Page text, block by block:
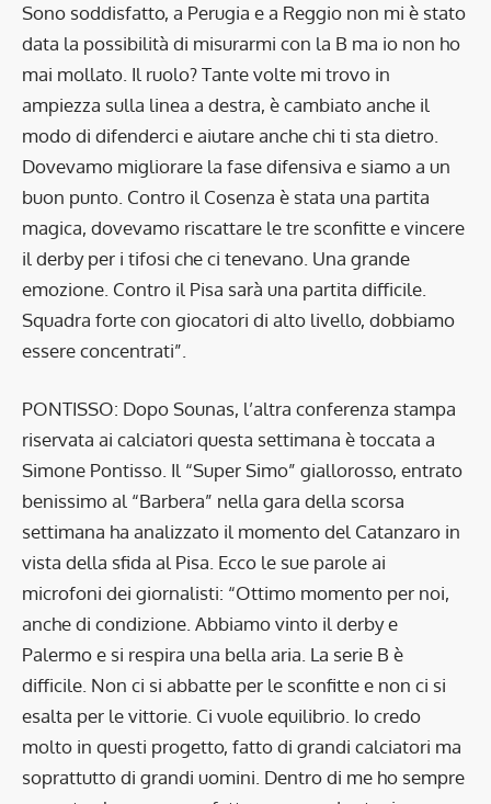
Sono soddisfatto, a Perugia e a Reggio non mi è stato
data la possibilità di misurarmi con la B ma io non ho
mai mollato. Il ruolo? Tante volte mi trovo in
ampiezza sulla linea a destra, è cambiato anche il
modo di difenderci e aiutare anche chi ti sta dietro.
Dovevamo migliorare la fase difensiva e siamo a un
buon punto. Contro il Cosenza è stata una partita
magica, dovevamo riscattare le tre sconfitte e vincere
il derby per i tifosi che ci tenevano. Una grande
emozione. Contro il Pisa sarà una partita difficile.
Squadra forte con giocatori di alto livello, dobbiamo
essere concentrati”.
PONTISSO: Dopo Sounas, l’altra conferenza stampa
riservata ai calciatori questa settimana è toccata a
Simone Pontisso. Il “Super Simo” giallorosso, entrato
benissimo al “Barbera” nella gara della scorsa
settimana ha analizzato il momento del Catanzaro in
vista della sfida al Pisa. Ecco le sue parole ai
microfoni dei giornalisti: “Ottimo momento per noi,
anche di condizione. Abbiamo vinto il derby e
Palermo e si respira una bella aria. La serie B è
difficile. Non ci si abbatte per le sconfitte e non ci si
esalta per le vittorie. Ci vuole equilibrio. Io credo
molto in questi progetto, fatto di grandi calciatori ma
soprattutto di grandi uomini. Dentro di me ho sempre